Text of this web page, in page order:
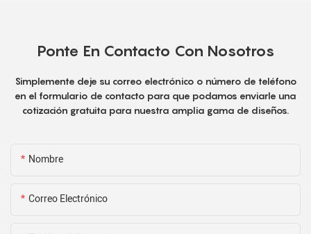
Ponte En Contacto Con Nosotros
Simplemente deje su correo electrónico o número de teléfono
en el formulario de contacto para que podamos enviarle una
cotización gratuita para nuestra amplia gama de diseños.
Nombre
Correo Electrónico